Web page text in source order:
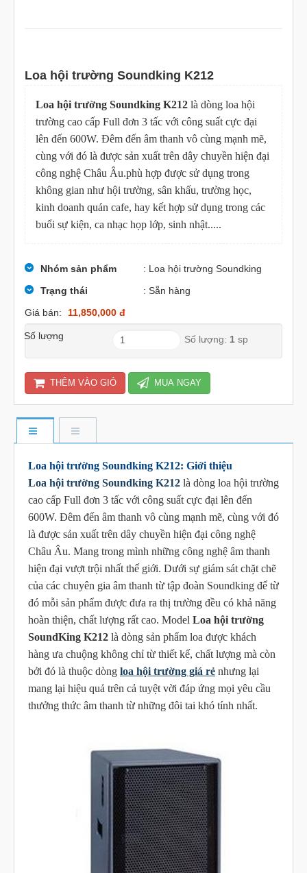
Loa hội trường Soundking K212
Loa hội trường Soundking K212 là dòng loa hội
trường cao cấp Full đơn 3 tấc với công suất cực đại
lên đến 600W. Đêm đến âm thanh vô cùng mạnh mẽ,
cùng với đó là được sản xuất trên dây chuyền hiện đại
công nghệ Châu Âu.phù hợp được sử dụng trong
không gian như hội trường, sân khấu, trường học,
kinh doanh quán cafe, hay kết hợp sử dụng trong các
buổi sự kiện, ca nhạc họp lớp, sinh nhật.....
Nhóm sản phẩm
: Loa hội trường Soundking
Trạng thái
: Sẵn hàng
Giá bán:
11,850,000 đ
Số lượng Số lượng: 1 sp
THÊM VÀO GIỎ MUA NGAY
Loa hội trường Soundking K212: Giới thiệu
Loa hội trường Soundking K212 là dòng loa hội trường
cao cấp Full đơn 3 tấc với công suất cực đại lên đến
600W. Đêm đến âm thanh vô cùng mạnh mẽ, cùng với đó
là được sản xuất trên dây chuyền hiện đại công nghệ
Châu Âu. Mang trong mình những công nghệ âm thanh
hiện đại vượt trội nhất thế giới. Dưới sự giám sát chặt chẽ
của các chuyên gia âm thanh từ tập đoàn Soundking để từ
đó mỗi sản phẩm được đưa ra thị trường đều có khả năng
hoàn thiện, chất lượng rất cao. Model Loa hội trường
SoundKing K212 là dòng sản phẩm loa được khách
hàng ưa chuộng không chỉ từ thiết kế, chất lượng mà còn
bởi đó là thuộc dòng loa hội trường giá rẻ nhưng lại
mang lại hiệu quả trên cả tuyệt vời đáp ứng mọi yêu cầu
thưởng thức âm thanh từ những đôi tai khó tính nhất.